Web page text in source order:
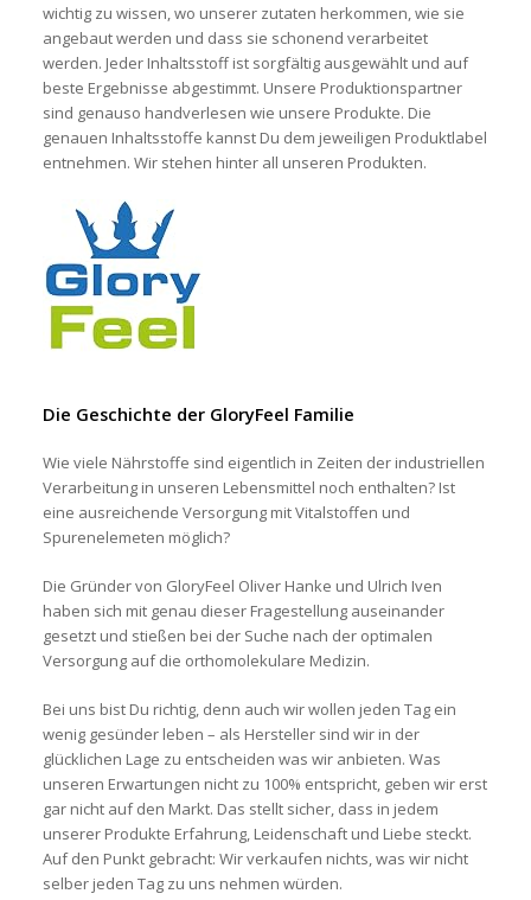
wichtig zu wissen, wo unserer zutaten herkommen, wie sie
angebaut werden und dass sie schonend verarbeitet
werden. Jeder Inhaltsstoff ist sorgfältig ausgewählt und auf
beste Ergebnisse abgestimmt. Unsere Produktionspartner
sind genauso handverlesen wie unsere Produkte. Die
genauen Inhaltsstoffe kannst Du dem jeweiligen Produktlabel
entnehmen. Wir stehen hinter all unseren Produkten.
Die Geschichte der GloryFeel Familie
Wie viele Nährstoffe sind eigentlich in Zeiten der industriellen
Verarbeitung in unseren Lebensmittel noch enthalten? Ist
eine ausreichende Versorgung mit Vitalstoffen und
Spurenelemeten möglich?
Die Gründer von GloryFeel Oliver Hanke und Ulrich Iven
haben sich mit genau dieser Fragestellung auseinander
gesetzt und stießen bei der Suche nach der optimalen
Versorgung auf die orthomolekulare Medizin.
Bei uns bist Du richtig, denn auch wir wollen jeden Tag ein
wenig gesünder leben – als Hersteller sind wir in der
glücklichen Lage zu entscheiden was wir anbieten. Was
unseren Erwartungen nicht zu 100% entspricht, geben wir erst
gar nicht auf den Markt. Das stellt sicher, dass in jedem
unserer Produkte Erfahrung, Leidenschaft und Liebe steckt.
Auf den Punkt gebracht: Wir verkaufen nichts, was wir nicht
selber jeden Tag zu uns nehmen würden.